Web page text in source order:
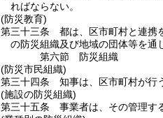
ればならない。
(防災教育)
第三十三条
都は、区市町村と連携
の防災組織及び地域の団体等を通
第六節
防災組織
(防災市民組織)
第三十四条
知事は、区市町村が行
(施設の防災組織)
第三十五条
事業者は、その管理す